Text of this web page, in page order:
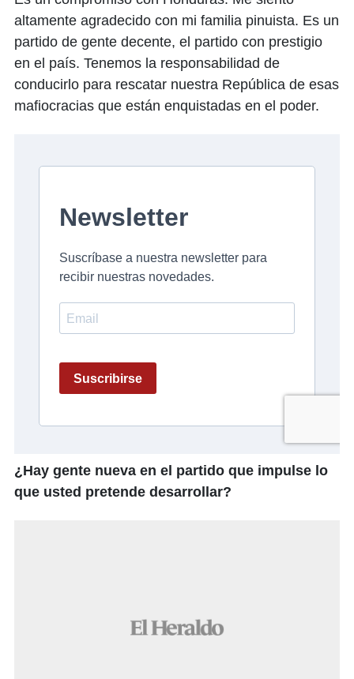
altamente agradecido con mi familia pinuista. Es un
partido de gente decente, el partido con prestigio
en el país. Tenemos la responsabilidad de
conducirlo para rescatar nuestra República de esas
mafiocracias que están enquistadas en el poder.
¿Hay gente nueva en el partido que impulse lo
que usted pretende desarrollar?